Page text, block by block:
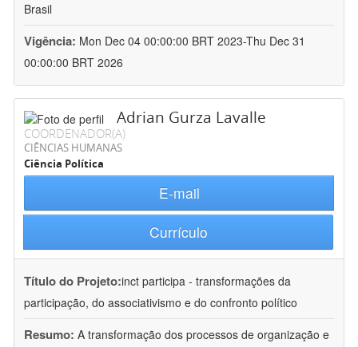
Brasil
Vigência: Mon Dec 04 00:00:00 BRT 2023-Thu Dec 31
00:00:00 BRT 2026
Adrian Gurza Lavalle
COORDENADOR(A)
CIÊNCIAS HUMANAS
Ciência Política
E-mail
Currículo
Título do Projeto:inct participa - transformações da
participação, do associativismo e do confronto político
Resumo: A transformação dos processos de organização e